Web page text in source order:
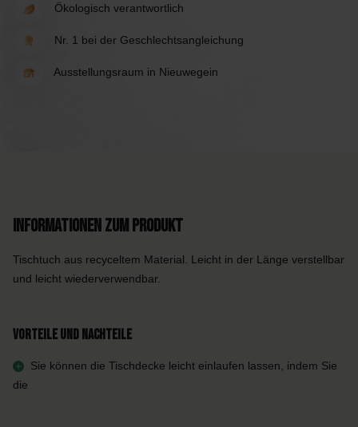
Ökologisch verantwortlich
Nr. 1 bei der Geschlechtsangleichung
Ausstellungsraum in Nieuwegein
Informationen zum Produkt
Tischtuch aus recyceltem Material. Leicht in der Länge verstellbar
und leicht wiederverwendbar.
Vorteile und Nachteile
Sie können die Tischdecke leicht einlaufen lassen, indem Sie
die